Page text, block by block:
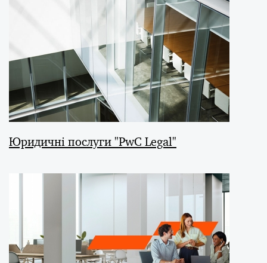
Юридичні послуги "PwC Legal"